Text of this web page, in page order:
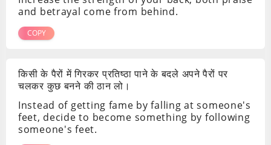
and betrayal come from behind.
COPY
किसी के पैरों में गिरकर प्रतिष्ठा पाने के बदले अपने पैरों पर
चलकर कुछ बनने की ठान लो।
Instead of getting fame by falling at someone's
feet, decide to become something by following
someone's feet.